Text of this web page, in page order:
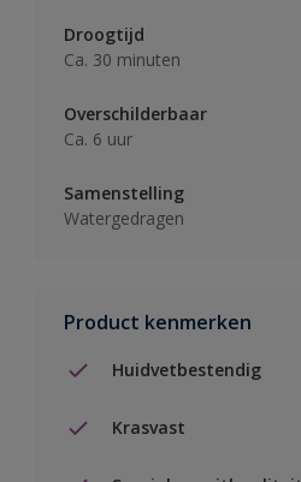
Droogtijd
Ca. 30 minuten
Overschilderbaar
Ca. 6 uur
Samenstelling
Watergedragen
Product kenmerken
Huidvetbestendig
Krasvast